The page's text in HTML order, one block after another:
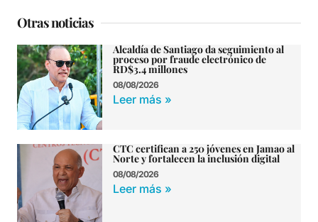
Otras noticias
Alcaldía de Santiago da seguimiento al
proceso por fraude electrónico de
RD$3.4 millones
08/08/2026
Leer más »
CTC certifican a 250 jóvenes en Jamao al
Norte y fortalecen la inclusión digital
08/08/2026
Leer más »